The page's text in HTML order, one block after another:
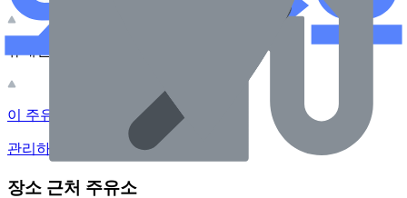
이 주유소의 사장님이신가요?
관리하기
장소 근처 주유소